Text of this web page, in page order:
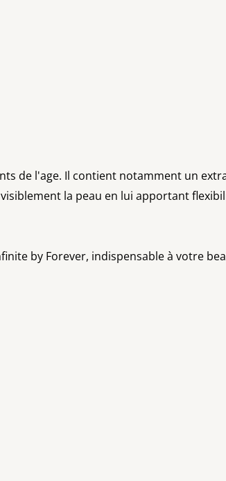
de l'age. Il contient notamment un
la peau en lui apportant
by Forever, indispensable à votre